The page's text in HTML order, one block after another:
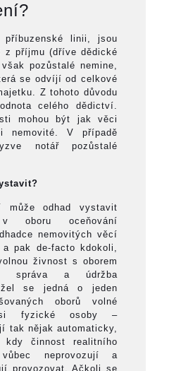
linii, jsou
z příjmu (dříve dědické
pozůstalé nemine,
se odvíjí od celkové
Z tohoto důvodu
celého dědictví.
mohou být jak věci
V případě
notář pozůstalé
může odhad vystavit
oboru oceňování
nemovitých věcí
pak de-facto kdokoli,
živnost s oborem
správa a údržba
se jedná o jeden
oborů volné
fyzické osoby –
tak nějak automaticky,
činnost realitního
neprovozují a
provozovat. Ačkoli se